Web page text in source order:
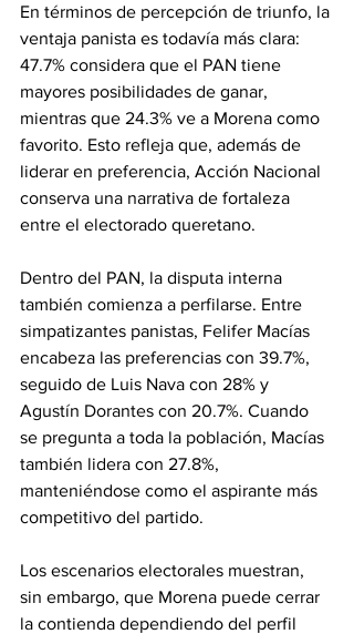
En términos de percepción de triunfo, la
ventaja panista es todavía más clara:
47.7% considera que el PAN tiene
mayores posibilidades de ganar,
mientras que 24.3% ve a Morena como
favorito. Esto refleja que, además de
liderar en preferencia, Acción Nacional
conserva una narrativa de fortaleza
entre el electorado queretano.
Dentro del PAN, la disputa interna
también comienza a perfilarse. Entre
simpatizantes panistas, Felifer Macías
encabeza las preferencias con 39.7%,
seguido de Luis Nava con 28% y
Agustín Dorantes con 20.7%. Cuando
se pregunta a toda la población, Macías
también lidera con 27.8%,
manteniéndose como el aspirante más
competitivo del partido.
Los escenarios electorales muestran,
sin embargo, que Morena puede cerrar
la contienda dependiendo del perfil